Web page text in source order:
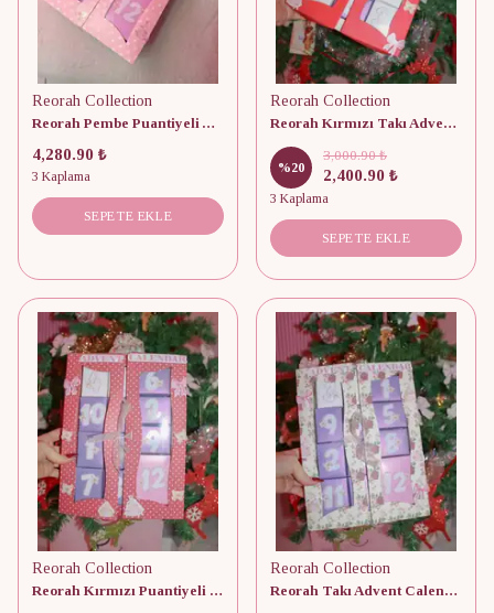
Reorah Collection
Reorah Pembe Puantiyeli Advent Calendar 12 Adet
4,280.90 ₺
3 Kaplama
SEPETE EKLE
Reorah Collection
Reorah Kırmızı Takı Advent Calendar 9 Adet
%20
3,000.90 ₺
2,400.90 ₺
3 Kaplama
SEPETE EKLE
Reorah Collection
Reorah Kırmızı Puantiyeli Takı Advent Calendar 12 Adet
Reorah Collection
Reorah Takı Advent Calendar 12 Adet